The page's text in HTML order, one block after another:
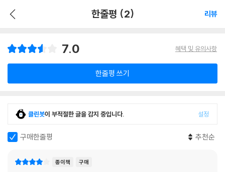
한줄평 (2) 리뷰
7.0 혜택 및 유의사항
한줄평 쓰기
클린봇이 부적절한 글을 감지 중입니다. 설정
구매한줄평 추천순
종이책 구매